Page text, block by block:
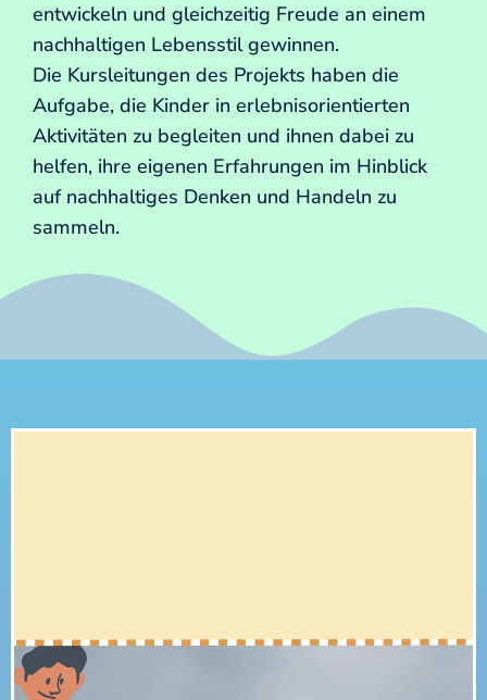
entwickeln und gleichzeitig Freude an einem
nachhaltigen Lebensstil gewinnen.
Die Kursleitungen des Projekts haben die
Aufgabe, die Kinder in erlebnisorientierten
Aktivitäten zu begleiten und ihnen dabei zu
helfen, ihre eigenen Erfahrungen im Hinblick
auf nachhaltiges Denken und Handeln zu
sammeln.